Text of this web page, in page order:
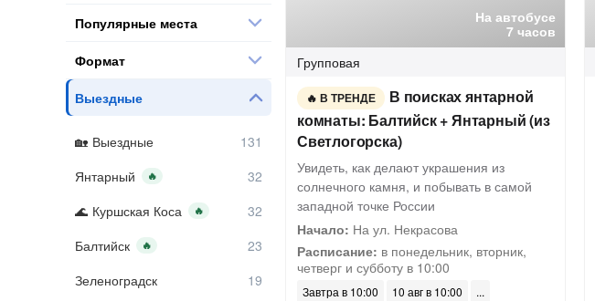
На автобусе
7 часов
Групповая
В ТРЕНДЕ
В поисках янтарной
комнаты: Балтийск + Янтарный (из
Светлогорска)
Увидеть, как делают украшения из
солнечного камня, и побывать в самой
западной точке России
Начало: На ул. Некрасова
Расписание: в понедельник, вторник,
четверг и субботу в 10:00
Завтра в 10:00 10 авг в 10:00
Популярные места
Формат
Выездные
Выездные
Янтарный
🔥
Куршская Коса 🔥
Балтийск 🔥
Зеленоградск